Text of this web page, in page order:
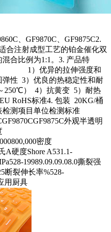
、GF9870C、GF9875C2.
合注射成型工艺的铂金催化双
合比例为1:1。3. 产品特
拉伸强度和
性 3）优良的热稳定性和耐
250℃） 4）抗黄变 5）耐热
RoHS标准4. 包装 20KG/桶
检测项目单位检测标准
外观半透明
密度
A硬度Shore A531.1-
19989.09.09.08.0撕裂强
断裂伸长率%528-
用厨具